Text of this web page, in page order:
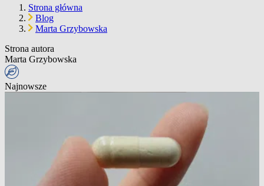
Strona główna
Blog
Marta Grzybowska
Strona autora
Marta Grzybowska
Najnowsze